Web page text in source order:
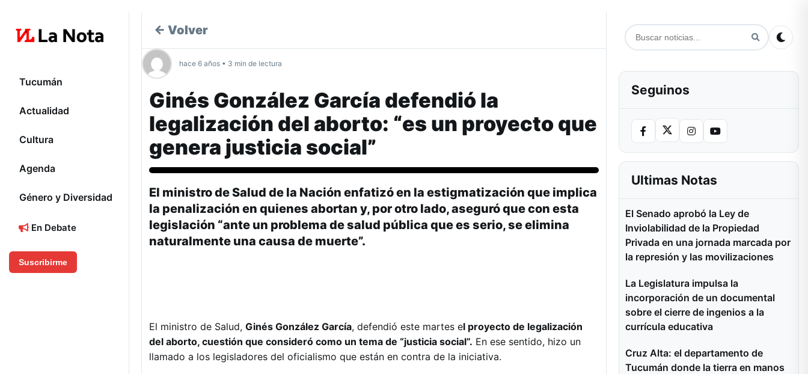
Tucumán
Actualidad
Cultura
Agenda
Género y Diversidad
En Debate
Suscribirme
← Volver
hace 6 años • 3 min de lectura
Ginés González García defendió la
legalización del aborto: “es un proyecto que
genera justicia social”
El ministro de Salud de la Nación enfatizó en la estigmatización que implica
la penalización en quienes abortan y, por otro lado, aseguró que con esta
legislación “ante un problema de salud pública que es serio, se elimina
naturalmente una causa de muerte”.
El ministro de Salud, Ginés González García, defendió este martes el proyecto de legalización
del aborto, cuestión que consideró como un tema de “justicia social”. En ese sentido, hizo un
llamado a los legisladores del oficialismo que están en contra de la iniciativa.
Seguinos
Ultimas Notas
El Senado aprobó la Ley de
Inviolabilidad de la Propiedad
Privada en una jornada marcada por
la represión y las movilizaciones
La Legislatura impulsa la
incorporación de un documental
sobre el cierre de ingenios a la
currícula educativa
Cruz Alta: el departamento de
Tucumán donde la tierra en manos